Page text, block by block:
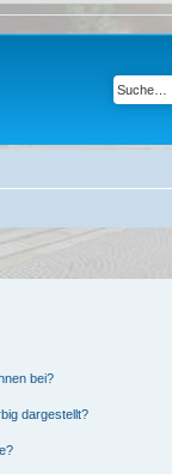
bei?
dargestellt?